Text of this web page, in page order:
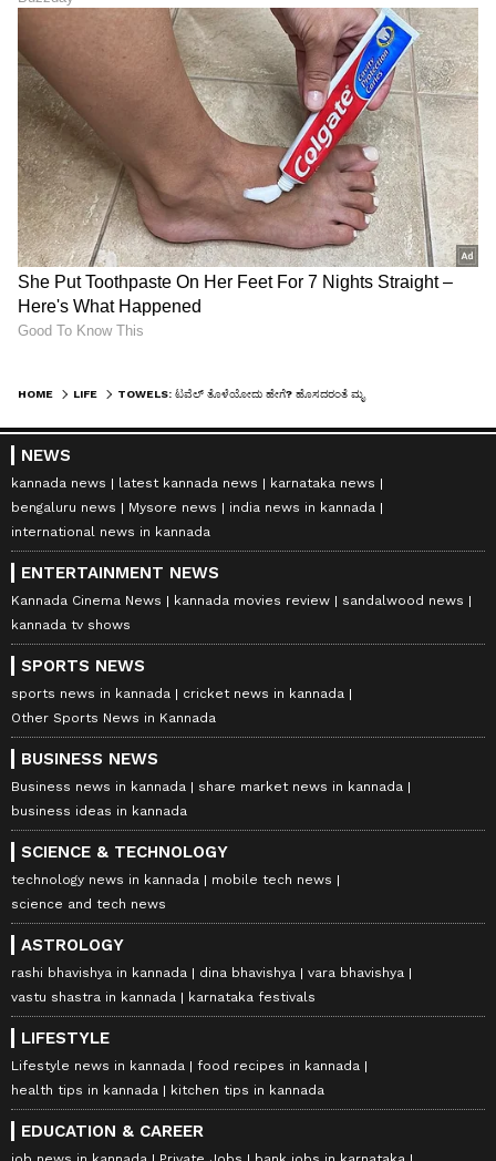
HOME LIFE
NEWS
kannada news latest kannada news
karnataka news
bengaluru news
Mysore news
india news in kannada
international news in kannada
ENTERTAINMENT NEWS
Kannada Cinema News kannada movies review
sandalwood news
kannada tv shows
SPORTS NEWS
sports news in kannada
cricket news in kannada
Other Sports News in Kannada
BUSINESS NEWS
Business news in kannada
share market news in kannada
business ideas in kannada
SCIENCE & TECHNOLOGY
technology news in kannada
mobile tech news
science and tech news
ASTROLOGY
rashi bhavishya in kannada dina bhavishya
vara bhavishya
vastu shastra in kannada
karnataka festivals
LIFESTYLE
Lifestyle news in kannada
food recipes in kannada
health tips in kannada
kitchen tips in kannada
EDUCATION & CAREER